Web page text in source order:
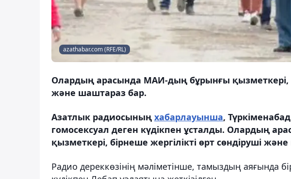
azathabar.com (RFE/RL)
Олардың арасында МАИ-дың бұрынғы қызметкері,
және шаштараз бар.
Азатлык радиосының хабарлауынша,
гомосексуал деген күдікпен ұсталды. Олардың
қызметкері, бірнеше жергілікті өрт сөндіруші
Радио дереккөзінің мәліметінше, тамыздың аяғында